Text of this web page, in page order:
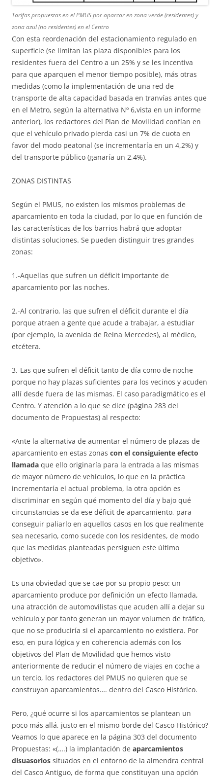
Tarifas propuestas en el PMUS por aparcar en zona verde (residentes) y
zona azul (no residentes) en el Centro
Con esta reordenación del estacionamiento regulado en
superficie (se limitan las plaza disponibles para los
residentes fuera del Centro a un 25% y se les incentiva
para que aparquen el menor tiempo posible), más otras
medidas (como la implementación de una red de
transporte de alta capacidad basada en tranvías antes que
en el Metro, según la alternativa Nº 6,vista en un informe
anterior), los redactores del Plan de Movilidad confían en
que el vehículo privado pierda casi un 7% de cuota en
favor del modo peatonal (se incrementaría en un 4,2%) y
del transporte público (ganaría un 2,4%).
ZONAS DISTINTAS
Según el PMUS, no existen los mismos problemas de
aparcamiento en toda la ciudad, por lo que en función de
las características de los barrios habrá que adoptar
distintas soluciones. Se pueden distinguir tres grandes
zonas:
1.-Aquellas que sufren un déficit importante de
aparcamiento por las noches.
2.-Al contrario, las que sufren el déficit durante el día
porque atraen a gente que acude a trabajar, a estudiar
(por ejemplo, la avenida de Reina Mercedes), al médico,
etcétera.
3.-Las que sufren el déficit tanto de día como de noche
porque no hay plazas suficientes para los vecinos y acuden
allí desde fuera de las mismas. El caso paradigmático es el
Centro. Y atención a lo que se dice (página 283 del
documento de Propuestas) al respecto:
«Ante la alternativa de aumentar el número de plazas de
aparcamiento en estas zonas con el consiguiente efecto
llamada que ello originaría para la entrada a las mismas
de mayor número de vehículos, lo que en la práctica
incrementaría el actual problema, la otra opción es
discriminar en según qué momento del día y bajo qué
circunstancias se da ese déficit de aparcamiento, para
conseguir paliarlo en aquellos casos en los que realmente
sea necesario, como sucede con los residentes, de modo
que las medidas planteadas persiguen este último
objetivo».
Es una obviedad que se cae por su propio peso: un
aparcamiento produce por definición un efecto llamada,
una atracción de automovilistas que acuden allí a dejar su
vehículo y por tanto generan un mayor volumen de tráfico,
que no se produciría si el aparcamiento no existiera. Por
eso, en pura lógica y en coherencia además con los
objetivos del Plan de Movilidad que hemos visto
anteriormente de reducir el número de viajes en coche a
un tercio, los redactores del PMUS no quieren que se
construyan aparcamientos…. dentro del Casco Histórico.
Pero, ¿qué ocurre si los aparcamientos se plantean un
poco más allá, justo en el mismo borde del Casco Histórico?
Veamos lo que aparece en la página 303 del documento
Propuestas: «(….) la implantación de aparcamientos
disuasorios situados en el entorno de la almendra central
del Casco Antiguo, de forma que constituyan una opción